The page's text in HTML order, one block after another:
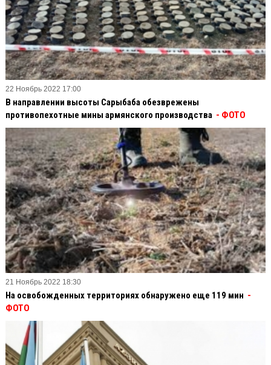
22 Ноябрь 2022 17:00
В направлении высоты Сарыбаба обезврежены
противопехотные мины армянского производства - ФОТО
21 Ноябрь 2022 18:30
На освобожденных территориях обнаружено еще 119 мин -
ФОТО